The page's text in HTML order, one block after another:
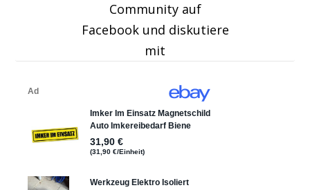
Community auf
Facebook und diskutiere
mit